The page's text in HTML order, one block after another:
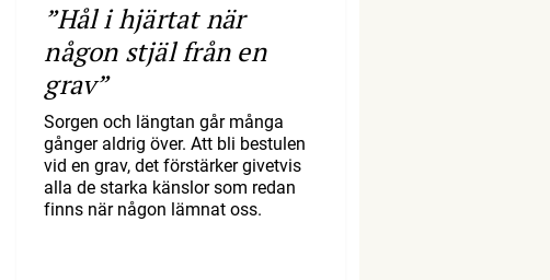
”Hål i hjärtat när
någon stjäl från en
grav”
Sorgen och längtan går många
gånger aldrig över. Att bli bestulen
vid en grav, det förstärker givetvis
alla de starka känslor som redan
finns när någon lämnat oss.